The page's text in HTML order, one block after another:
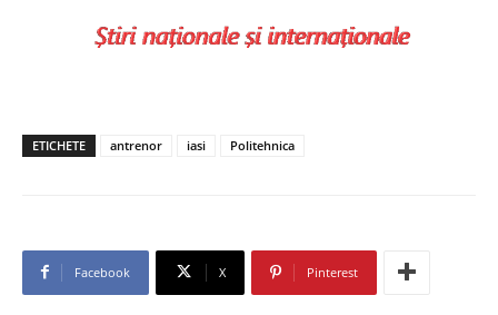
ETICHETE antrenor iasi Politehnica
Facebook X Pinterest